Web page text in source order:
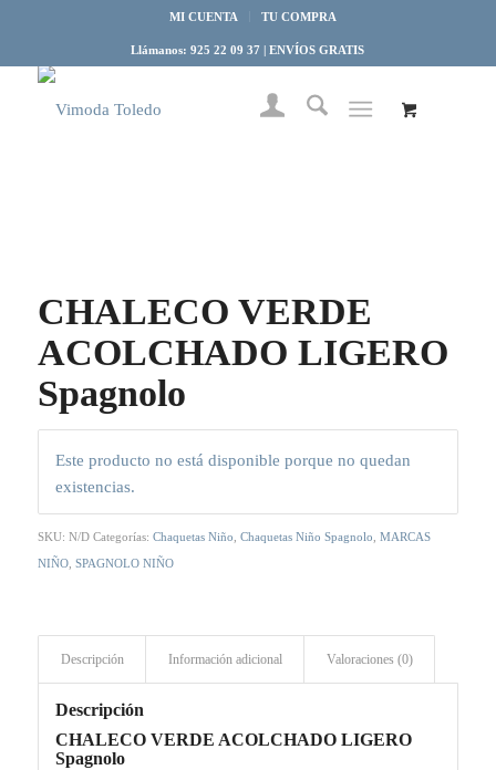
MI CUENTA TU COMPRA
Llámanos: 925 22 09 37 | ENVÍOS GRATIS
CHALECO VERDE
ACOLCHADO LIGERO
Spagnolo
Este producto no está disponible porque no quedan
existencias.
SKU: N/D Categorías: Chaquetas Niño Chaquetas Niño Spagnolo MARCAS
NIÑO, SPAGNOLO NIÑO
Descripción Información adicional Valoraciones (0)
Descripción
CHALECO VERDE ACOLCHADO LIGERO
Spagnolo